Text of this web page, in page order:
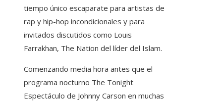
tiempo único escaparate para artistas de
rap y hip-hop incondicionales y para
invitados discutidos como Louis
Farrakhan, The Nation del líder del Islam.
Comenzando media hora antes que el
programa nocturno The Tonight
Espectáculo de Johnny Carson en muchas